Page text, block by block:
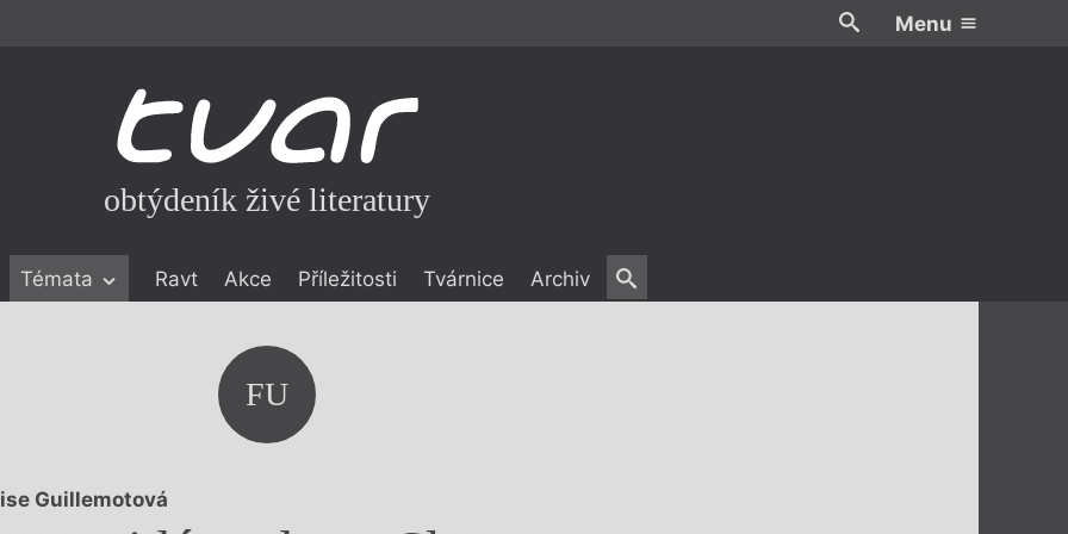
Menu
obtýdeník živé literatury
Témata Ravt Akce Příležitosti Tvárnice Archiv
FU
Guillemotová